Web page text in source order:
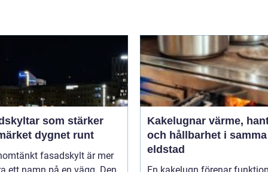
som stärker
dygnet runt
fasadskylt är mer
Kakelugnar värme, hantverk
och hållbarhet i samma
eldstad